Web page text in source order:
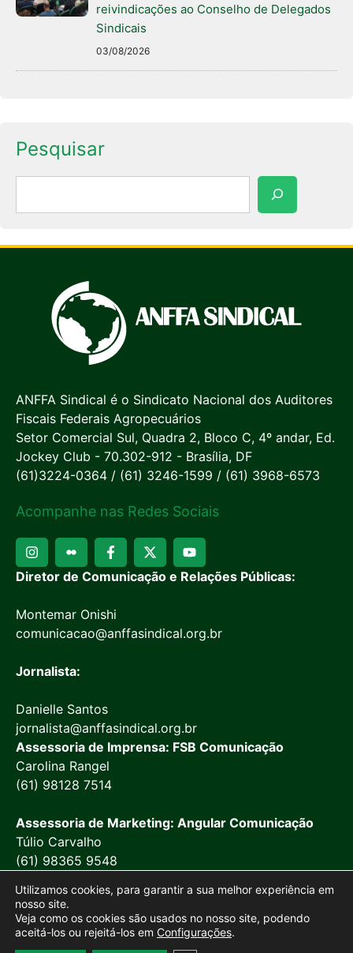
reivindicações ao Conselho de Delegados
Sindicais
03/08/2026
Pesquisar
ANFFA Sindical é o Sindicato Nacional dos Auditores
Fiscais Federais Agropecuários
Setor Comercial Sul, Quadra 2, Bloco C, 4º andar, Ed.
Jockey Club - 70.302-912 - Brasília, DF
(61)3224-0364 / (61) 3246-1599 / (61) 3968-6573
Acompanhe nas Redes Sociais
Diretor de Comunicação e Relações Públicas:
Montemar Onishi
comunicacao@anffasindical.org.br
Jornalista:
Danielle Santos
jornalista@anffasindical.org.br
Assessoria de Imprensa: FSB Comunicação
Carolina Rangel
(61) 98128 7514
Assessoria de Marketing: Angular Comunicação
Túlio Carvalho
(61) 98365 9548
Utilizamos cookies, para garantir a sua melhor experiência em
nosso site.
Veja como os cookies são usados no nosso site, podendo
aceitá-los ou rejeitá-los em Configurações.